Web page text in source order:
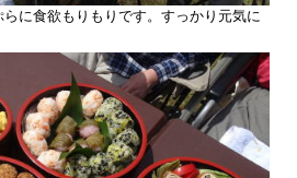
に食欲もりもりです。すっかり元気に